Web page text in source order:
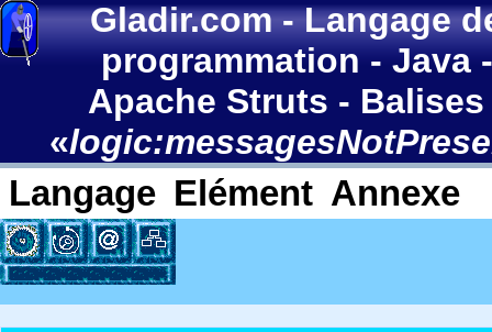
Gladir.com-Langage
programmation-Java-
Apache Struts - Balises
«
Langage Elément Annexe